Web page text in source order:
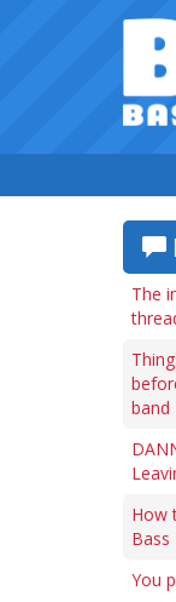
The
band
How
Bass
You